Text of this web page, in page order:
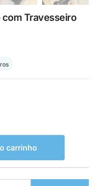
Travesseiro
carrinho